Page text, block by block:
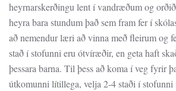
heyrnarskerðingu lent í vandræðum og
heyra bara stundum það sem fram fer í
að nemendur læri að vinna með fleirum og
stað í stofunni eru ótvíræðir, en geta haft
þessara barna. Til þess að koma í veg fyrir
útkomunni lítillega, velja 2-4 staði í